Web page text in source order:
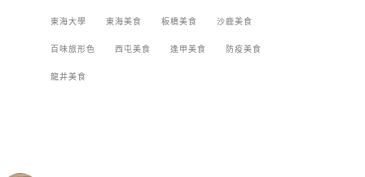
東海大學 東海美食 板橋美食 沙鹿美食
百味旅形色 西屯美食 逢甲美食 防疫美食
龍井美食